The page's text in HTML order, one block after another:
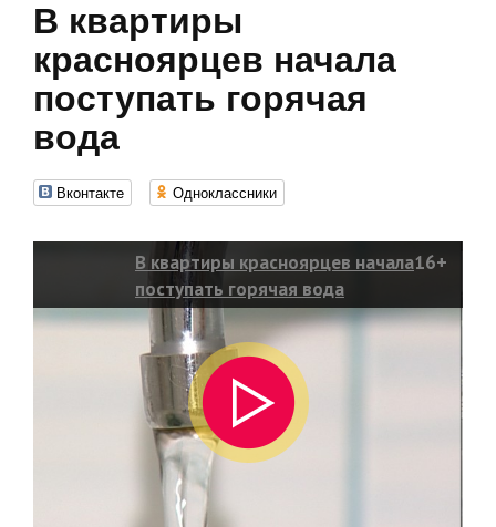
В квартиры
красноярцев начала
поступать горячая
вода
Вконтакте Одноклассники
В квартиры красноярцев начала
поступать горячая вода
16+